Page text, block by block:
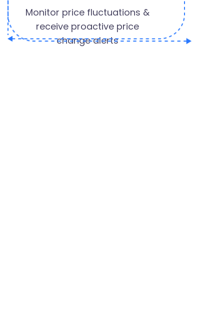
Monitor price fluctuations &
receive proactive price
change alerts